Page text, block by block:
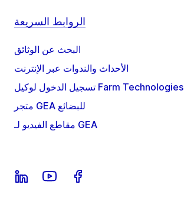
الروابط السريعة
البحث عن الوثائق
الأحداث والندوات عبر الإنترنت
تسجيل الدخول لوكيل Farm Technologies
متجر GEA للبضائع
مقاطع الفيديو لـ GEA